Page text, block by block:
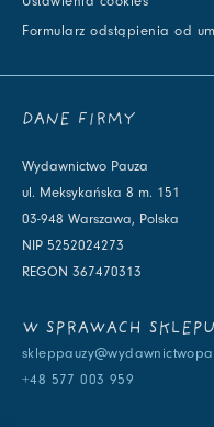
Formularz odstąpienia od
DANE FIRMY
Wydawnictwo Pauza
ul. Meksykańska 8 m. 151
03-948 Warszawa, Polska
NIP 5252024273
REGON 367470313
W SPRAWACH
+48 577 003 959